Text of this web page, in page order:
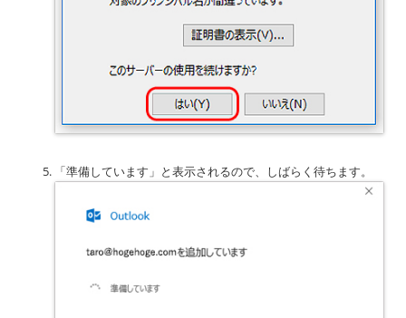
「準備しています」と表示されるので、しばらく待ちます。